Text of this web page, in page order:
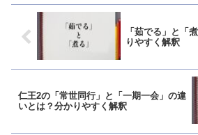
「茹でる」と「
りやすく解釈
仁王2の「常世同行」と「一期一会」の違
いとは？分かりやすく解釈